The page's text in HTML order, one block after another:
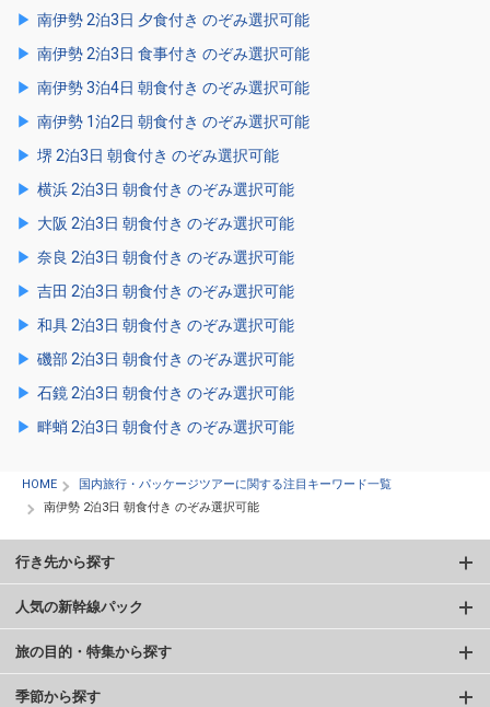
南伊勢 2泊3日 夕食付き のぞみ選択可能
南伊勢 2泊3日 食事付き のぞみ選択可能
南伊勢 3泊4日 朝食付き のぞみ選択可能
南伊勢 1泊2日 朝食付き のぞみ選択可能
堺 2泊3日 朝食付き のぞみ選択可能
横浜 2泊3日 朝食付き のぞみ選択可能
大阪 2泊3日 朝食付き のぞみ選択可能
奈良 2泊3日 朝食付き のぞみ選択可能
吉田 2泊3日 朝食付き のぞみ選択可能
和具 2泊3日 朝食付き のぞみ選択可能
磯部 2泊3日 朝食付き のぞみ選択可能
石鏡 2泊3日 朝食付き のぞみ選択可能
畔蛸 2泊3日 朝食付き のぞみ選択可能
HOME
国内旅行・パッケージツアーに関する注目キーワード一覧
南伊勢 2泊3日 朝食付き のぞみ選択可能
行き先から探す
人気の新幹線パック
旅の目的・特集から探す
季節から探す